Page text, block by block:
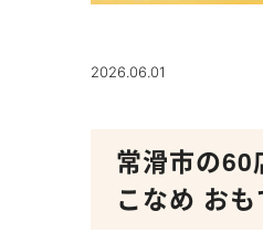
2026.06.01
常滑市の60
こなめ お